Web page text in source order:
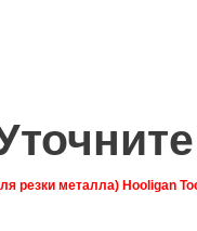
резки металла) Hooligan